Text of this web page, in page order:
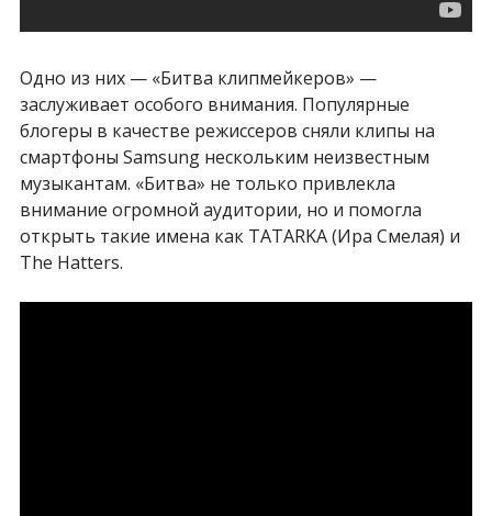
Одно из них — «Битва клипмейкеров» —
заслуживает особого внимания. Популярные
блогеры в качестве режиссеров сняли клипы на
смартфоны Samsung нескольким неизвестным
музыкантам. «Битва» не только привлекла
внимание огромной аудитории, но и помогла
открыть такие имена как TATARKA (Ира Смелая) и
The Hatters.